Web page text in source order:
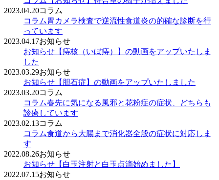
2023.04.20コラム
コラム 胃カメラ検査で逆流性食道炎の的確な診断を行
っています
2023.04.17お知らせ
お知らせ 【痔核（いぼ痔）】の動画をアップいたしま
した
2023.03.29お知らせ
お知らせ 【胆石症】の動画をアップいたしました
2023.03.20コラム
コラム春先に気になる風邪と花粉症の症状、どちらも
診療しています
2023.02.13コラム
コラム食道から大腸まで消化器全般の症状に対応しま
す
2022.08.26お知らせ
お知らせ 【白玉注射と白玉点滴始めました】
2022.07.15お知らせ